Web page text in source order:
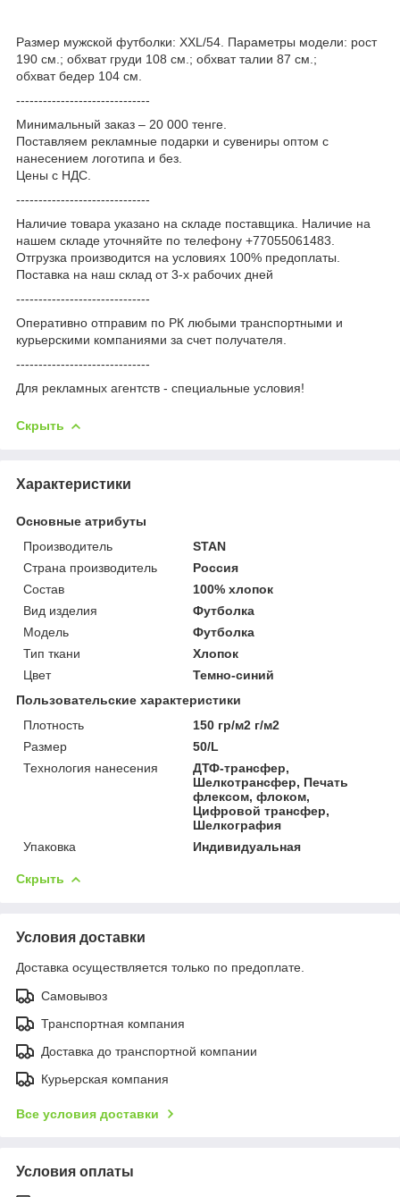
Размер мужской футболки: XXL/54. Параметры модели: рост
190 см.; обхват груди 108 см.; обхват талии 87 см.;
обхват бедер 104 см.
------------------------------
Минимальный заказ – 20 000 тенге.
Поставляем рекламные подарки и сувениры оптом с
нанесением логотипа и без.
Цены с НДС.
------------------------------
Наличие товара указано на складе поставщика. Наличие на
нашем складе уточняйте по телефону +77055061483.
Отгрузка производится на условиях 100% предоплаты.
Поставка на наш склад от 3-x рабочих дней
------------------------------
Оперативно отправим по РК любыми транспортными и
курьерскими компаниями за счет получателя.
------------------------------
Для рекламных агентств - специальные условия!
Скрыть
Характеристики
Основные атрибуты
Производитель
STAN
Страна производитель
Россия
Состав
100% хлопок
Вид изделия
Футболка
Мoдель
Футболка
Тип ткани
Хлопок
Цвет
Темно-синий
Пользовательские характеристики
Плотность
150 гр/м2 г/м2
Размер
50/L
Технология нанесения
ДТФ-трансфер,
Шелкотрансфер, Печать
флексом, флоком,
Цифровой трансфер,
Шелкография
Упаковка
Индивидуальная
Скрыть
Условия доставки
Доставка осуществляется только по предоплате.
Самовывоз
Транспортная компания
Доставка до транспортной компании
Курьерская компания
Все условия доставки
Условия оплаты